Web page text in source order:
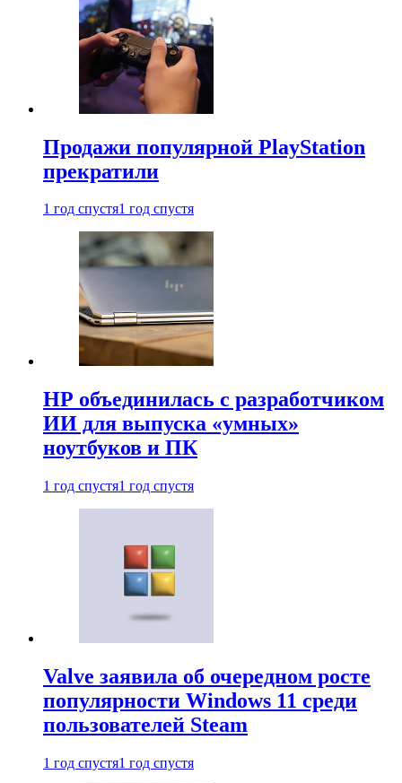
Продажи популярной PlayStation
прекратили
1 год спустя1 год спустя
HP объединилась с разработчиком
ИИ для выпуска «умных»
ноутбуков и ПК
1 год спустя1 год спустя
Valve заявила об очередном росте
популярности Windows 11 среди
пользователей Steam
1 год спустя1 год спустя